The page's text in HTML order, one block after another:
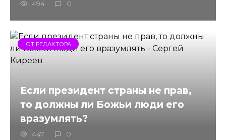
494 0
ОТ РЕДАКТОРА
Если президент страны не прав,
то должны ли Божьи люди его
вразумлять?
447 0